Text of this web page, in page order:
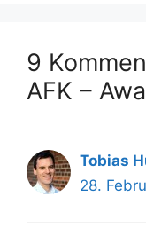
9
AFK –
Tobias
28.